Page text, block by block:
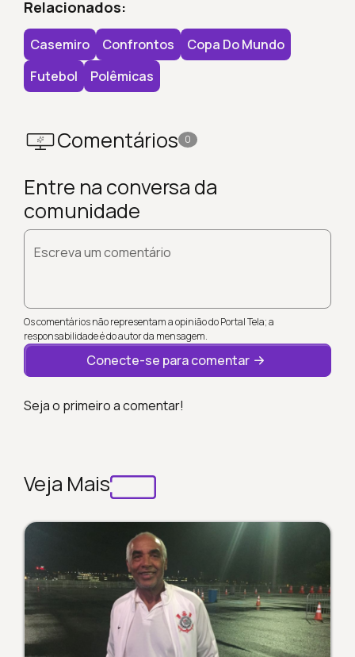
Relacionados:
Casemiro Confrontos
Copa Do Mundo
Futebol
Polêmicas
Comentários 0
Entre na conversa da
comunidade
Escreva um comentário
Os comentários não representam a opinião do Portal Tela; a
responsabilidade é do autor da mensagem.
Conecte-se para comentar
Seja o primeiro a comentar!
Veja Mais